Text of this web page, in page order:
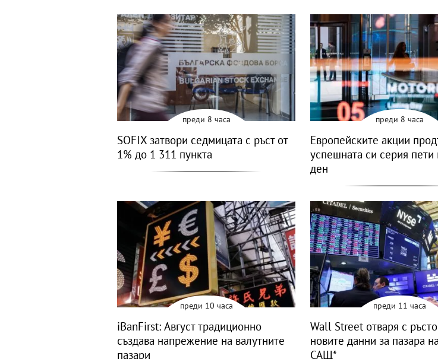
преди 8 часа
SOFIX затвори седмицата с ръст от
1% до 1 311 пункта
преди 8 часа
Европейските акции
успешната си серия пети
ден
преди 10 часа
iBanFirst: Август традиционно
създава напрежение на валутните
пазари
преди 11 часа
Wall Street отваря с
новите данни за пазара
САЩ*